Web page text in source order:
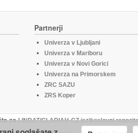
Partnerji
Univerza v Ljubljani
Univerza v Mariboru
Univerza v Novi Gorici
Univerza na Primorskem
ZRC SAZU
ZRS Koper
zaLINDAT/CLARIAH-CZ jezikoslovni